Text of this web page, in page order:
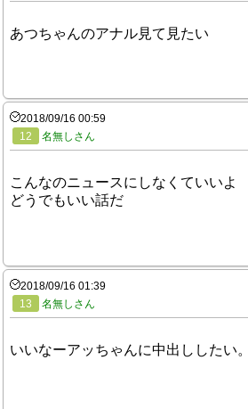
あつちゃんのアナル見て見たい
2018/09/16 00:59
12
名無しさん
こんなのニュースにしなくていいよ
どうでもいい話だ
2018/09/16 01:39
13
名無しさん
いいなーアッちゃんに中出ししたい。